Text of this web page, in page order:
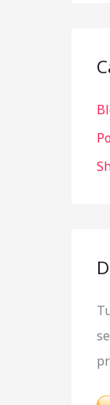
a
p
o
r